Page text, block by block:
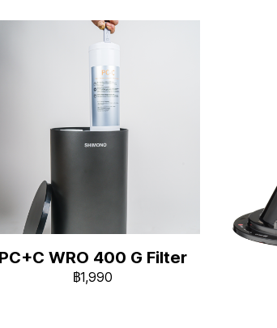
PC+C WRO 400 G Filter
฿1,990